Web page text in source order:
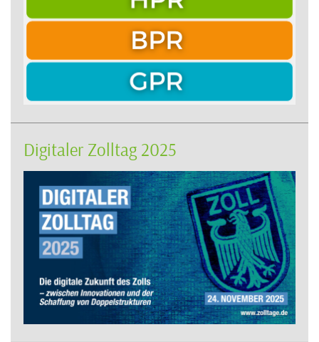
Digitaler Zolltag 2025